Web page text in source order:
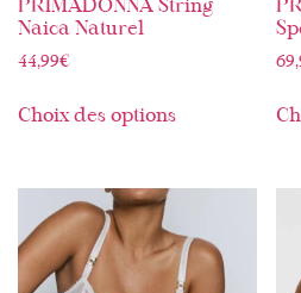
PRIMADONNA String
Naica Naturel
44,99€
Choix des options